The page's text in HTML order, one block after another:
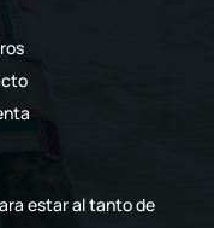
estar al tanto de